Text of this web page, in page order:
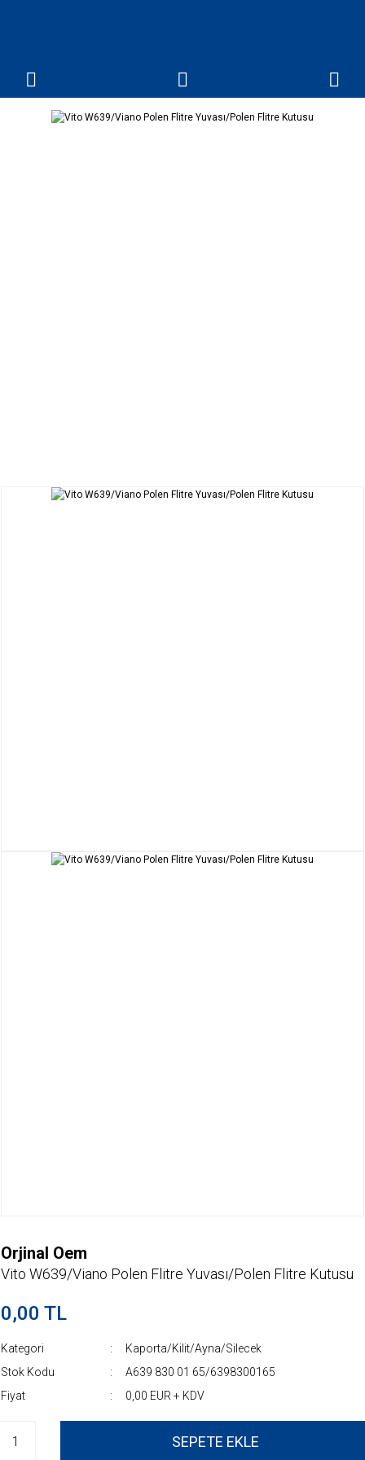
Orjinal Oem
Vito W639/Viano Polen Flitre Yuvası/Polen Flitre Kutusu
0,00 TL
Kategori
Kaporta/Kilit/Ayna/Silecek
Stok Kodu
A639 830 01 65/6398300165
Fiyat
0,00 EUR + KDV
SEPETE EKLE